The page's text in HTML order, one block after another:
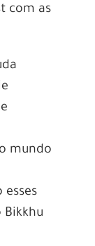
com as
mundo